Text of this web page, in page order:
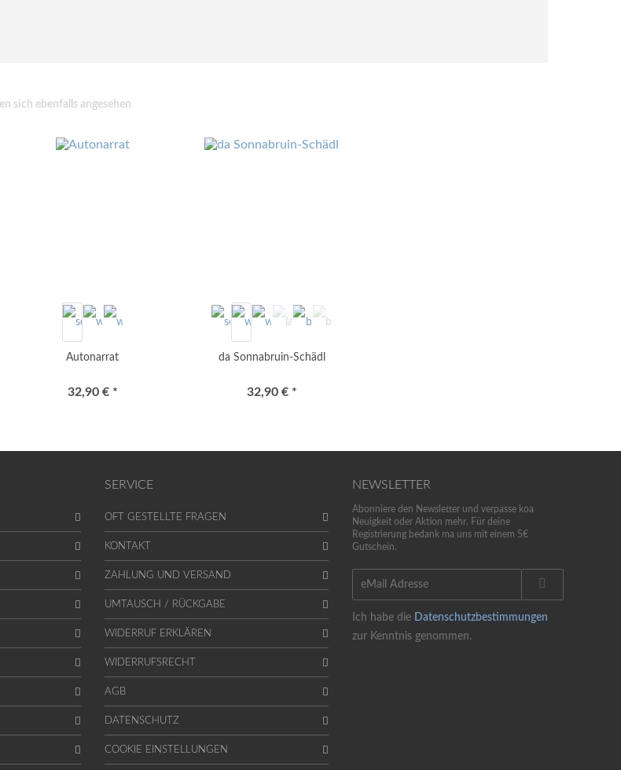
sich ebenfalls angesehen
Autonarrat
32,90 € *
da Sonnabruin-Schädl
32,90 € *
SERVICE
OFT GESTELLTE FRAGEN
KONTAKT
ZAHLUNG UND VERSAND
UMTAUSCH / RÜCKGABE
WIDERRUF ERKLÄREN
WIDERRUFSRECHT
AGB
DATENSCHUTZ
COOKIE EINSTELLUNGEN
NEWSLETTER
Abonniere den Newsletter und verpasse koa
Neuigkeit oder Aktion mehr. Für deine
Registrierung bedank ma uns mit einem 5€
Gutschein.
Ich habe die Datenschutzbestimmungen
zur Kenntnis genommen.